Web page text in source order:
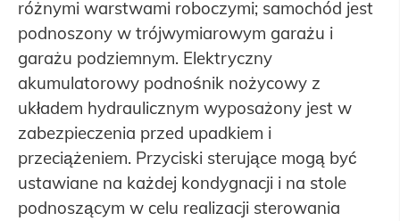
różnymi warstwami roboczymi; samochód jest
podnoszony w trójwymiarowym garażu i
garażu podziemnym. Elektryczny
akumulatorowy podnośnik nożycowy z
układem hydraulicznym wyposażony jest w
zabezpieczenia przed upadkiem i
przeciążeniem. Przyciski sterujące mogą być
ustawiane na każdej kondygnacji i na stole
podnoszącym w celu realizacji sterowania